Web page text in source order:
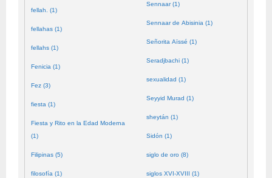
fellah. (1)
fellahas (1)
fellahs (1)
Fenicia (1)
Fez (3)
fiesta (1)
Fiesta y Rito en la Edad Moderna
(1)
Filipinas (5)
filosofía (1)
Sennaar (1)
Sennaar de Abisinia (1)
Señorita Aïssé (1)
Seradjbachi (1)
sexualidad (1)
Seyyid Murad (1)
sheytán (1)
Sidón (1)
siglo de oro (8)
siglos XVI-XVIII (1)